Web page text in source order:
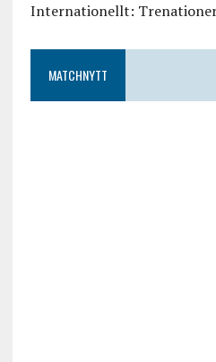
Internationellt:
MATCHNYTT